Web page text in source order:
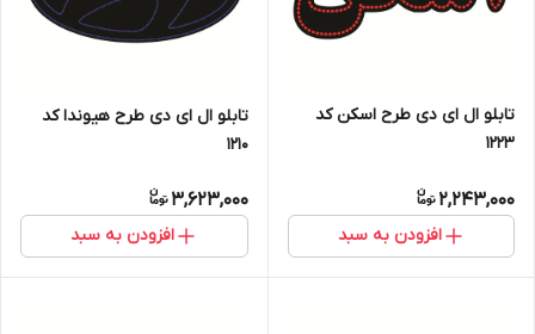
تابلو ال ای دی طرح اسکن کد
۱۲۲۳
2,243,000
افزودن به سبد
تابلو ال ای دی طرح هیوندا کد
۱۲۱۰
3,623,000
افزودن به سبد